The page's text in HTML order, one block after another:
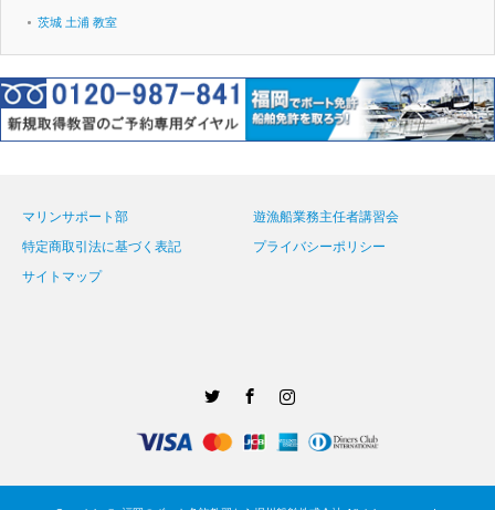
茨城 土浦 教室
マリンサポート部
遊漁船業務主任者講習会
特定商取引法に基づく表記
プライバシーポリシー
サイトマップ